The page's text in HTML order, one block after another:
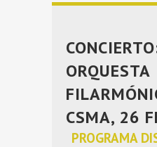
ORQUESTA
CSMA, 26
PROGRAMA